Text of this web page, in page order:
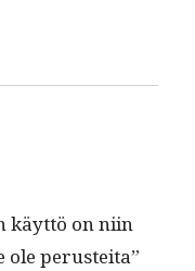
käyt­tö on niin
ole perusteita”